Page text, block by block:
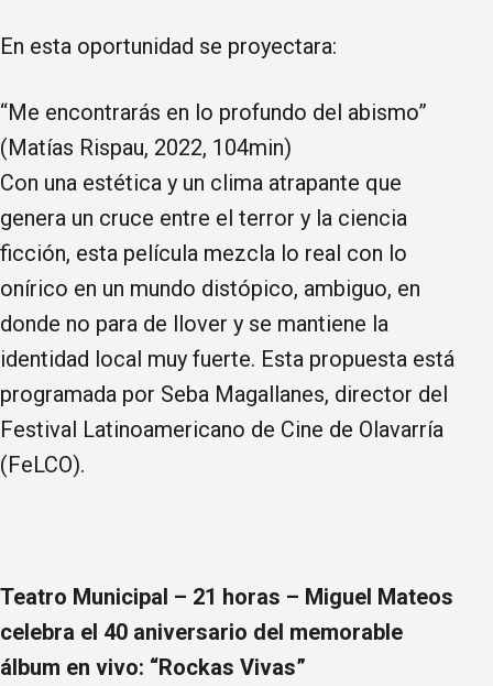
En esta oportunidad se proyectara:
“Me encontrarás en lo profundo del abismo”
(Matías Rispau, 2022, 104min)
Con una estética y un clima atrapante que
genera un cruce entre el terror y la ciencia
ficción, esta película mezcla lo real con lo
onírico en un mundo distópico, ambiguo, en
donde no para de llover y se mantiene la
identidad local muy fuerte. Esta propuesta está
programada por Seba Magallanes, director del
Festival Latinoamericano de Cine de Olavarría
(FeLCO).
Teatro Municipal – 21 horas – Miguel Mateos
celebra el 40 aniversario del memorable
álbum en vivo: “Rockas Vivas”